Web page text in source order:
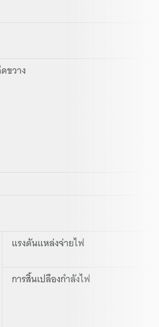
ขวาง
แรงดันแหล่งจ่ายไฟ
การสิ้นเปลืองกำลังไฟ